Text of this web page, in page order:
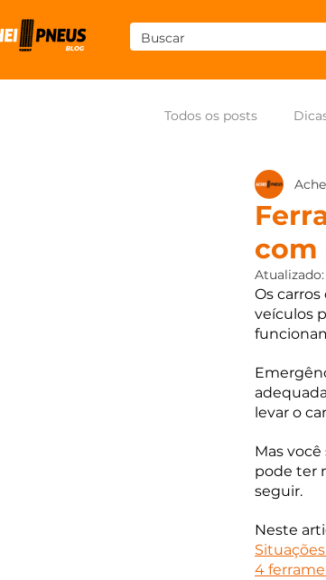
Todos os posts
Pneus
com
Atualizado:
Os
veículos
levar o
Mas
pode ter
seguir.
Neste
4